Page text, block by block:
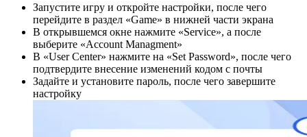
Запустите игру и откройте настройки, после чего
перейдите в раздел «Game» в нижней части экрана
В открывшемся окне нажмите «Service», а после
выберите «Account Managment»
В «User Center» нажмите на «Set Password», после чего
подтвердите внесение изменений кодом с почты
Задайте и установите пароль, после чего завершите
настройку